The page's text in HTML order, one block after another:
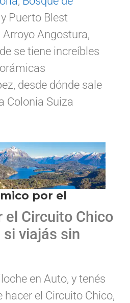
y Puerto Blest
Arroyo Angostura,
se tiene increíbles
desde dónde sale
Colonia Suiza
el Circuito Chico
si viajás sin
en Auto, y tenés
el Circuito Chico,